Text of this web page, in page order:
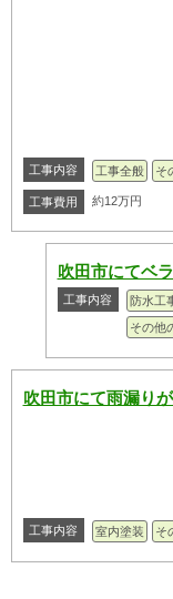
工事内容 工事全般 そ
工事費用 約12万円
吹田市にてベ
工事内容 防水工
その他
吹田市にて雨漏り
工事内容 室内塗装 そ